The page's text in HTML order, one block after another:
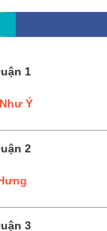
1
Ý
2
3